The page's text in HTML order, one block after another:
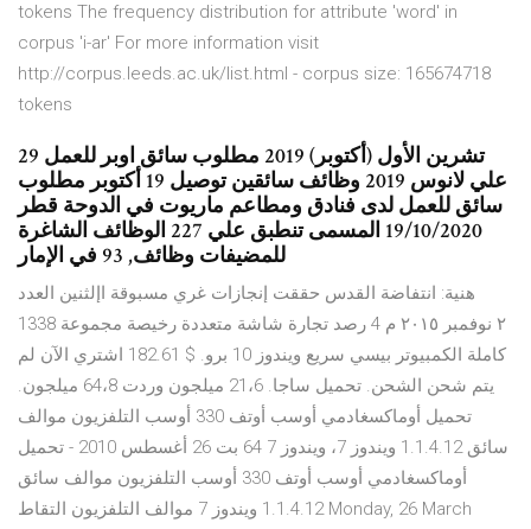
tokens The frequency distribution for attribute 'word' in
corpus 'i-ar' For more information visit
http://corpus.leeds.ac.uk/list.html - corpus size: 165674718
tokens
29 تشرين الأول (أكتوبر) 2019 مطلوب سائق اوبر للعمل
علي لانوس 2019 وظائف سائقين توصيل 19 أكتوبر مطلوب
سائق للعمل لدى فنادق ومطاعم ماريوت في الدوحة قطر
19/10/2020 المسمى تنطبق علي 227 الوظائف الشاغرة
للمضيفات وظائف, 93 في الإمار
‫هنية‪ :‬انتفاضة القدس حققت‬ ‫إنجازات غري مسبوقة‬ ‫اإلثنين‬ ‫العدد
‪1338‬‬ ‫‪ ٢‬نوفمبر ‪ ٢٠١٥‬م‬ 4 رصد تجارة شاشة متعددة رخيصة مجموعة
كاملة الكمبيوتر بيسي سريع ويندوز 10 برو. $ 182.61 اشتري الآن لم
يتم شحن الشحن. تحميل ساجا. 21،6 ميلجون وردت 64،8 ميلجون.
تحميل أوماكسغادمي أوسب أوتف 330 أوسب التلفزيون موالف
سائق 1.1.4.12 ويندوز 7، ويندوز 7 64 بت 26 أغسطس 2010 - تحميل
أوماكسغادمي أوسب أوتف 330 أوسب التلفزيون موالف سائق
1.1.4.12 ويندوز 7 موالف التلفزيون التقاط Monday, 26 March